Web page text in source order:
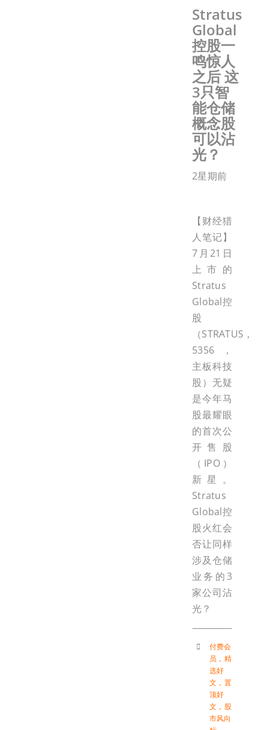
Stratus
Global
控股一
鸣惊人
之后 这
3只智
能仓储
概念股
可以沾
光？
2星期前
【财经猎
人笔记】
7月21日
上市的
Stratus
Global控
股
（STRATUS，
5356，
主板科技
股）无疑
是今年马
股最耀眼
的首次公
开售股
（IPO）
新星。
Stratus
Global控
股火红会
否让同样
涉及仓储
业务的3
家公司沾
光？
付费会
员 ， 精
选好
文 ， 置
顶好
文 ， 股
市风向